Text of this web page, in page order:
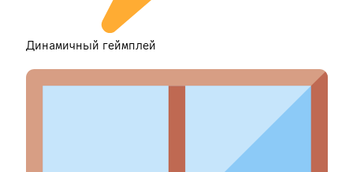
Динамичный геймплей